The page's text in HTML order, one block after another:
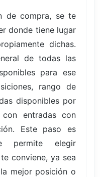
de compra, se te
donde tiene lugar
dichas.
de todas las
para ese
rango de
disponibles por
entradas con
Este paso es
permite elegir
conviene, ya sea
mejor posición o